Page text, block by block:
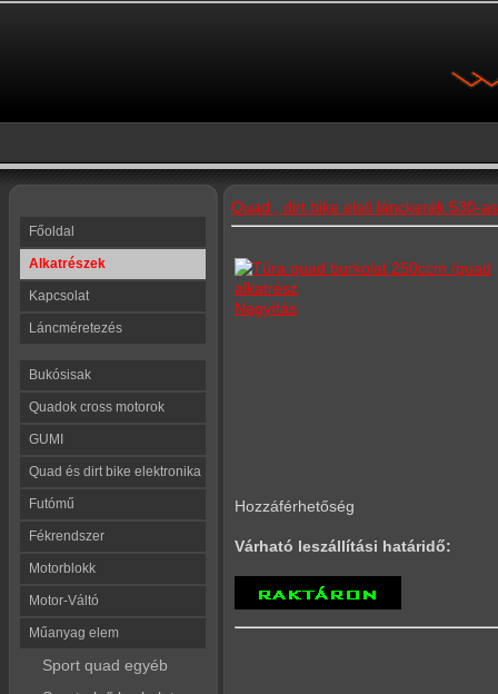
Főoldal
Alkatrészek
Kapcsolat
Láncméretezés
Bukósisak
Quadok cross motorok
GUMI
Quad és dirt bike elektronika
Futómű
Fékrendszer
Motorblokk
Motor-Váltó
Műanyag elem
Sport quad egyéb
Quad , dirt bike első lánckerék 530-
Nagyítás
Hozzáférhetőség
Várható leszállítási határidő: